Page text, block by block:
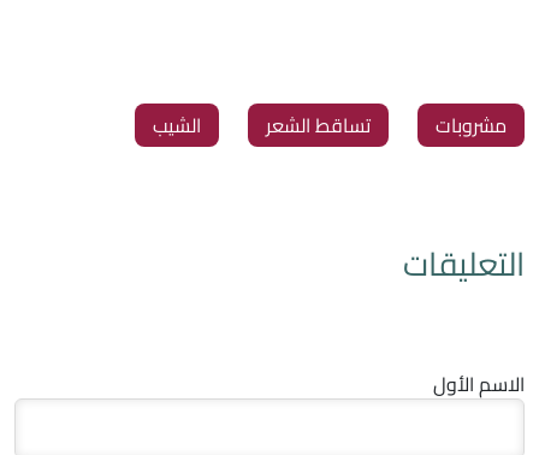
مشروبات تساقط الشعر الشيب
التعليقات
الاسم الأول